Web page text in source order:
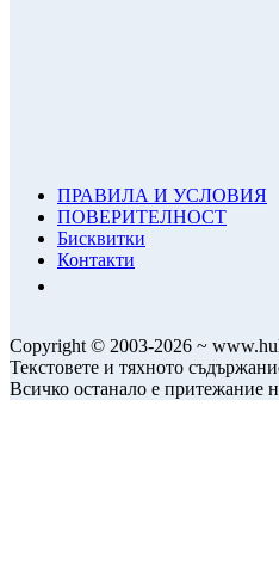
ПРАВИЛА И УСЛОВИЯ
ПОВЕРИТЕЛНОСТ
Бисквитки
Контакти
Copyright © 2003-2026 ~
Текстовете и тяхното
Всичко останало е